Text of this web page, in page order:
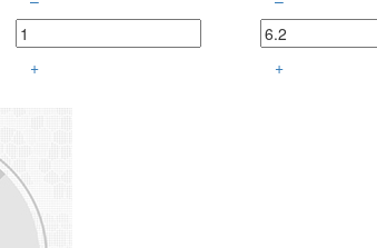
+
+